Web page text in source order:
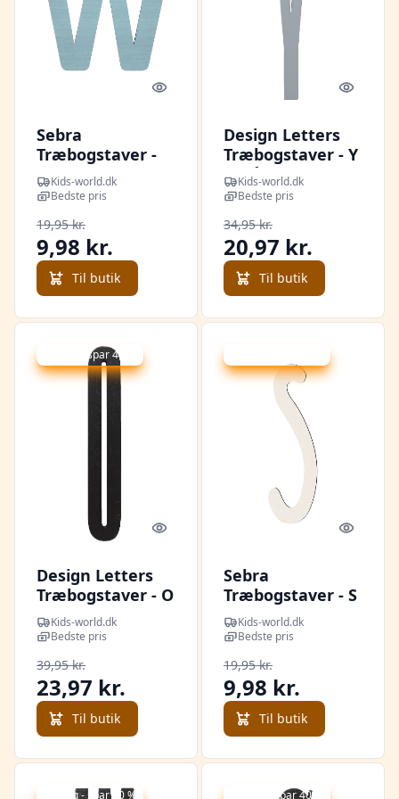
Quick look
Sebra
Træbogstaver -
W - Pastel Dreng
Kids-world.dk
Bedste pris
19,95 kr.
9,98 kr.
Til butik
Quick
Design Letters
Træbogstaver - Y
- Grå
Kids-world.dk
Bedste pris
34,95 kr.
20,97 kr.
Til butik
Udsalg - spar 40 %
Quick look
Design Letters
Træbogstaver - O
- Sort
Kids-world.dk
Bedste pris
39,95 kr.
23,97 kr.
Til butik
Quick
Sebra
Træbogstaver - S
- Birchbark Beige
Kids-world.dk
Bedste pris
19,95 kr.
9,98 kr.
Til butik
Udsalg - spar 40 % Udsalg - spar 40 %